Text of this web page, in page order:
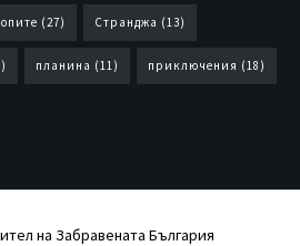
(27) Странджа (13)
планина (11) приключения (18)
на Забравената България